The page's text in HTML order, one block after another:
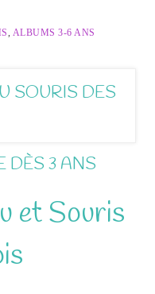
, ALBUMS 3-6 ANS
DÈS 3 ANS
et Souris